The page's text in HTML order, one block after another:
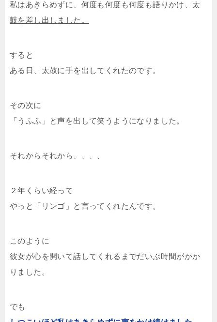
私はあきらめずに、何度も何度も何度も語りかけ、太
鼓を差し出しました。
すると
ある日、太鼓に手を出してくれたのです。
その次に
「うふふ」と声を出して笑うようになりました。
それからそれから、、、、
２年くらい経って
やっと「リンゴ」と言ってくれたんです。
このように
彼女が心を開いて話してくれるまでだいぶ時間がかか
りました。
でも